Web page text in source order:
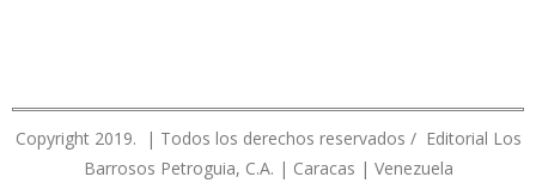
Copyright 2019. | Todos los derechos reservados / Editorial Los
Barrosos Petroguia, C.A. | Caracas | Venezuela